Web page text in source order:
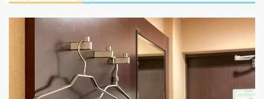
運営者情報
お問い合わせ